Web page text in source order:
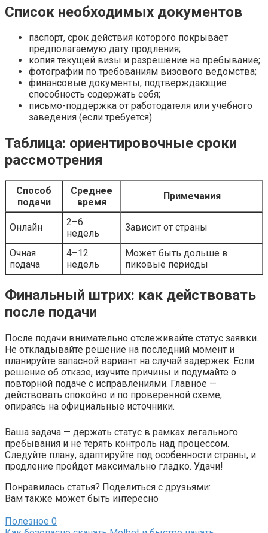
Список необходимых документов
паспорт, срок действия которого покрывает
предполагаемую дату продления;
копия текущей визы и разрешение на пребывание;
фотографии по требованиям визового ведомства;
финансовые документы, подтверждающие
способность содержать себя;
письмо-поддержка от работодателя или учебного
заведения (если требуется).
Таблица: ориентировочные сроки
рассмотрения
Способ
подачи
Среднее
время
Примечания
Онлайн
2–6
недель
Зависит от страны
Очная
подача
4–12
недель
Может быть дольше в
пиковые периоды
Финальный штрих: как действовать
после подачи
После подачи внимательно отслеживайте статус заявки.
Не откладывайте решение на последний момент и
планируйте запасной вариант на случай задержек. Если
решение об отказе, изучите причины и подумайте о
повторной подаче с исправлениями. Главное —
действовать спокойно и по проверенной схеме,
опираясь на официальные источники.
Ваша задача — держать статус в рамках легального
пребывания и не терять контроль над процессом.
Следуйте плану, адаптируйте под особенности страны, и
продление пройдет максимально гладко. Удачи!
Понравилась статья? Поделиться с друзьями:
Вам также может быть интересно
Полезное 0